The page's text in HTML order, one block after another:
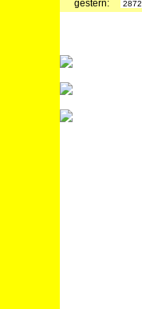
gestern: 2872